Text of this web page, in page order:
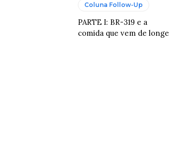
Coluna Follow-Up
PARTE I: BR-319 e a
comida que vem de longe